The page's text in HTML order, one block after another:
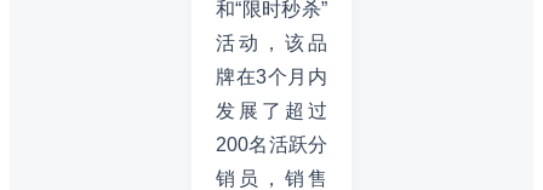
和“限时秒杀”
活动，该品
牌在3个月内
发展了超过
200名活跃分
销员，销售